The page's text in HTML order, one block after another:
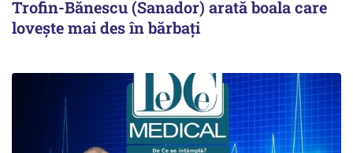
Trofin-Bănescu (Sanador) arată boala care
lovește mai des în bărbați